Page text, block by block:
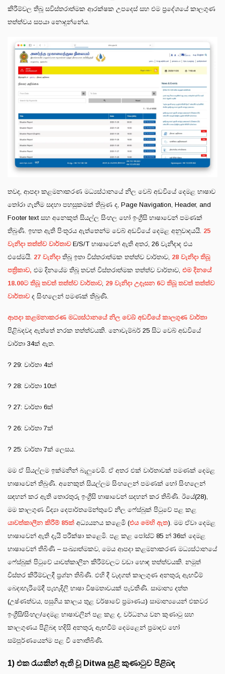
කිරීම්වල තිබූ සවිස්තරාත්මක ආරක්ෂක උපදෙස් සහ එම ප්‍රදේශයේ කාලගුණ
තත්ත්වය සපයා නොදුන්නේය.
තවද, ආපදා කළමනාකරණ මධ්‍යස්ථානයේ නිල වෙබ් අඩවියේ දෙමළ භාෂාව
තෝරා ගැනීම සදහා පහසුකමක් තිබුණ ද, Page Navigation, Header, and
Footer text සහ අනෙකුත් සියල්ල සිංහල හෝ ඉංග්‍රීසි භාෂාවෙන් පමණක්
තිබුණි. ඉහත ඇති පිංතූරය ඇත්තෙන්ම වෙබ් අඩවියේ දෙමළ අනුවාදයයි. 25
වැනිදා තත්ත්ව වාර්තාව E/S/T භාෂාවෙන් ඇති අතර, 26 වැනිදාද එය
එසේමයි. 27 වැනිදාතිබූ ඉතා විස්තරාත්මක තත්ත්ව වාර්තාව, 28 වැනිදා තිබූ
පත්‍රිකාව, එම දිනයේම තිබූ තවත් විස්තරාත්මක තත්ත්ව වාර්තාව, එම දිනයේ
18.00ට තිබූ තවත් තත්ත්ව වාර්තාව, 29 වැනිදා උදෑසන 6ට තිබූ තවත් තත්ත්ව
වාර්තාවද සිංහලෙන් පමණක් තිබුණි.
ආපදා කළමනාකරණ මධ්‍යස්ථානයේ නිල වෙබ් අඩවියේ කාලගුණ වාර්තා
පිළිබදවද ඇත්තේ නරක තත්ත්වයකි. නොවැම්බර් 25 සිට වෙබ් අඩවියේ
වාර්තා 34ක් ඇත.
? 29: වාර්තා 4ක්
? 28: වාර්තා 10ක්
? 27: වාර්තා 6ක්
? 26: වාර්තා 7ක්
? 25: වාර්තා 7ක් ලෙසය.
මම ඒ සියල්ලම ඉක්මනින් බැලුවෙමි. ඒ අතර එක් වාර්තාවක් පමණක් දෙමළ
භාෂාවෙන් තිබුණි. අනෙකුත් සියල්ලම සිංහලෙන් පමණක් හෝ සිංහලෙන්
සඳහන් කර ඇති තොරතුරු ඉංග්‍රීසි භාෂාවෙන් සදහන් කර තිබිණි. ඊයේ(28),
මම කාලගුණ විද්‍යා දෙපාර්තමේන්තුවේ නිල ෆේස්බුක් පිටුවේ පළ කළ
යාවත්කාලීන කිරීම් 85ක් අධ්‍යයනය කළෙමි (එය මෙහි ඇත). මම ඒවා දෙමළ
භාෂාවෙන් ඇති දැයි පරීක්ෂා කළෙමි. පළ කළ පෝස්ට් 85 න් 36ක් දෙමළ
භාෂාවෙන් තිබිණි – සංඛ්‍යාත්මකව, මෙය ආපදා කළමනාකරණ මධ්‍යස්ථානයේ
ෆේස්බුක් පිටුවේ යාවත්කාලීන කිරීම්වලට වඩා හොඳ තත්ත්වයකි. නමුත්
විස්තර කිරීම්වලදී ප්‍රශ්න තිබිණි. එහි දී වැදගත් කාලගුණ අනතුරු ඇඟවීම්
බෙදාහැරීමේදී පැහැදිලි භාෂා විෂමතාවයක් පැවතිණි. සාමාන්‍ය දත්ත
(උෂ්ණත්වය, පසුගිය කාලය තුළ වර්ෂාවේ ප්‍රමාණය) සාමාන්‍යයෙන් එකවර
ඉංග්‍රීසි/සිංහල/දෙමළ භාෂාවලින් පළ කළ ද, වර්ධනය වන කුණාටු සහ
කාලගුණය පිළිබඳ හදිසි අනතුරු ඇඟවීම් දෙමළෙන් ප්‍රමාදව හෝ
සම්පූර්ණයෙන්ම පළ වී නොතිබිණි.
1) එක රැයකින් ඇති වූ Ditwa සුළි කුණාටුව පිළිබඳ